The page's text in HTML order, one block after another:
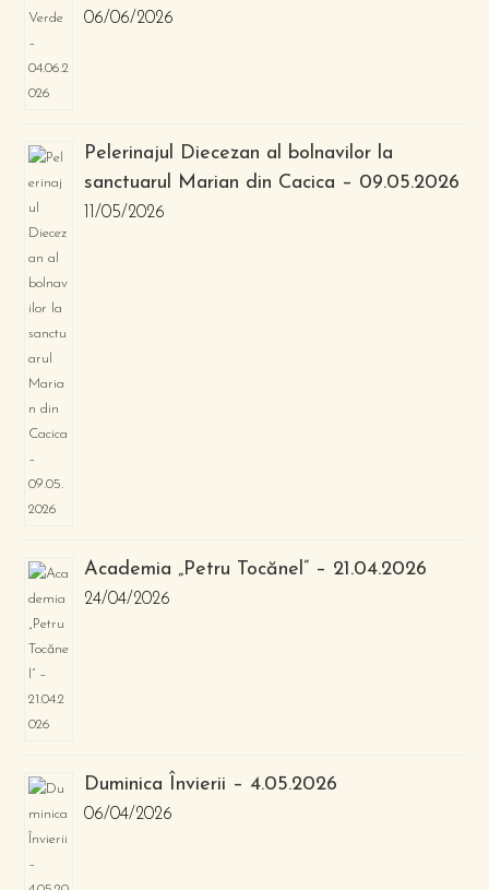
06/06/2026
Pelerinajul Diecezan al bolnavilor la
sanctuarul Marian din Cacica – 09.05.2026
11/05/2026
Academia „Petru Tocănel” – 21.04.2026
24/04/2026
Duminica Învierii – 4.05.2026
06/04/2026